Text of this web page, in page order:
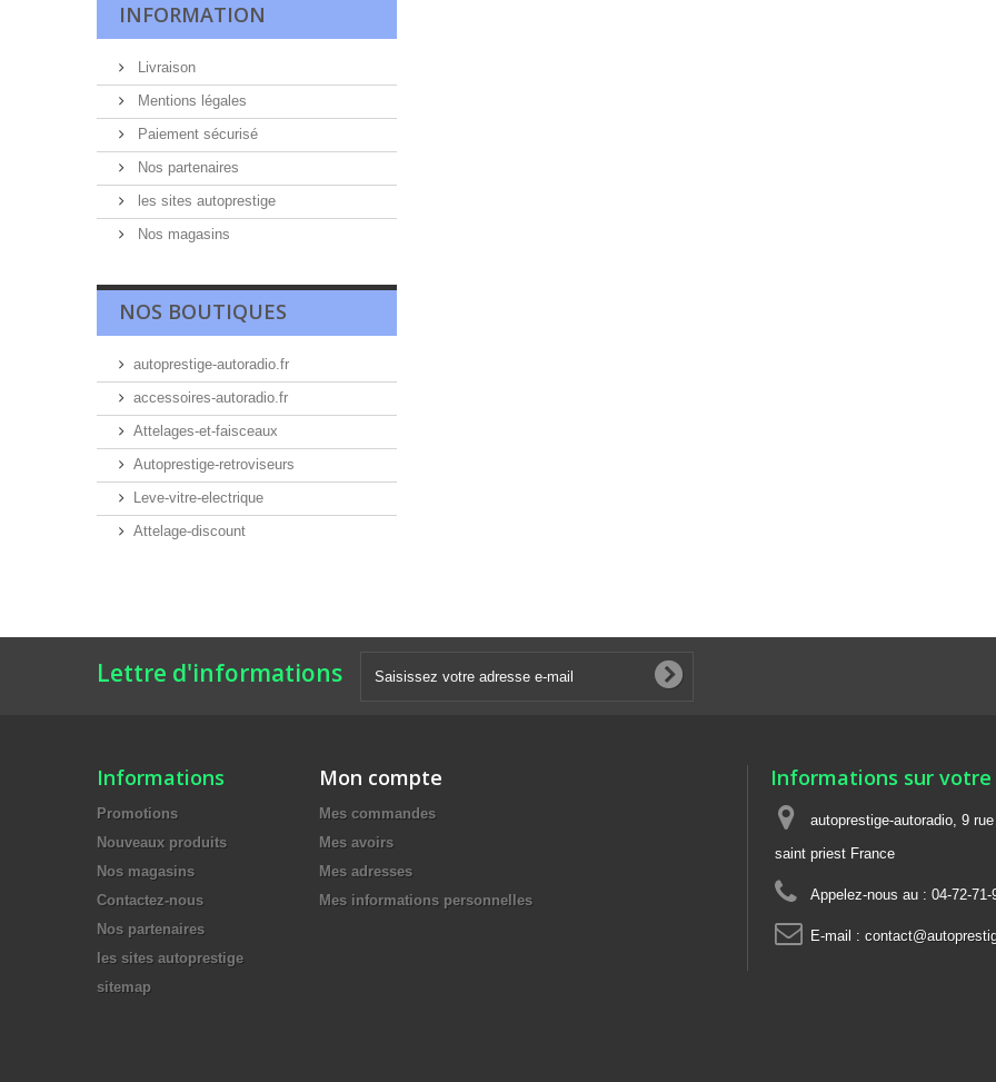
INFORMATION
Livraison
Mentions légales
Paiement sécurisé
Nos partenaires
les sites autoprestige
Nos magasins
NOS BOUTIQUES
autoprestige-autoradio.fr
accessoires-autoradio.fr
Attelages-et-faisceaux
Autoprestige-retroviseurs
Leve-vitre-electrique
Attelage-discount
Lettre d'informations
Informations
Promotions
Nouveaux produits
Nos magasins
Contactez-nous
Nos partenaires
les sites autoprestige
sitemap
Mon compte
Mes commandes
Mes avoirs
Mes adresses
Mes informations personnelles
Informations sur
autoprestige-autoradio, 9
saint priest France
Appelez-nous au : 04-72-71-
E-mail :